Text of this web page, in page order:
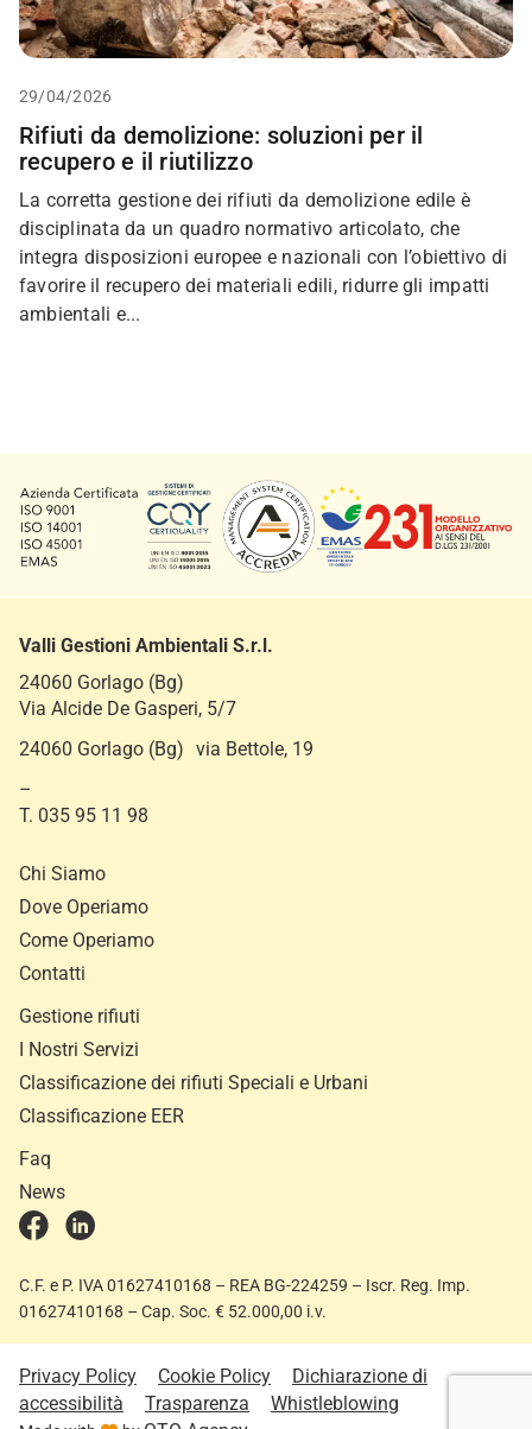
29/04/2026
Rifiuti da demolizione: soluzioni per il
recupero e il riutilizzo
La corretta gestione dei rifiuti da demolizione edile è
disciplinata da un quadro normativo articolato, che
integra disposizioni europee e nazionali con l’obiettivo di
favorire il recupero dei materiali edili, ridurre gli impatti
ambientali e...
Valli Gestioni Ambientali S.r.l.
24060 Gorlago (Bg)
Via Alcide De Gasperi, 5/7
24060 Gorlago (Bg) via Bettole, 19
–
T. 035 95 11 98
Chi Siamo
Dove Operiamo
Come Operiamo
Contatti
Gestione rifiuti
I Nostri Servizi
Classificazione dei rifiuti Speciali e Urbani
Classificazione EER
Faq
News
C.F. e P. IVA 01627410168 – REA BG-224259 – Iscr. Reg. Imp.
01627410168 – Cap. Soc. € 52.000,00 i.v.
Privacy Policy Cookie Policy
Dichiarazione di
accessibilità
Trasparenza Whistleblowing